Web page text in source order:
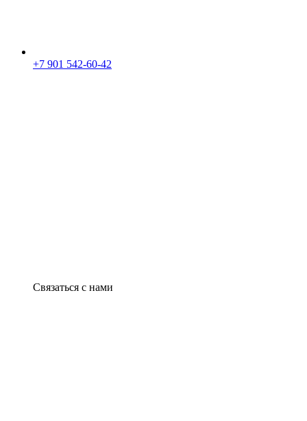
+7 901 542-60-42
Связаться с нами